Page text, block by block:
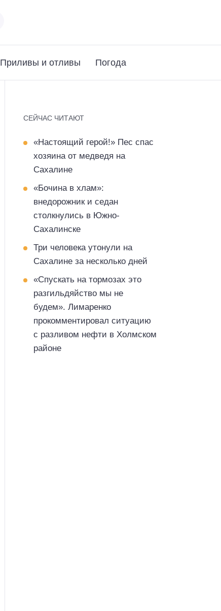
Приливы и отливы Погода
СЕЙЧАС ЧИТАЮТ
«Настоящий герой!» Пес спас
хозяина от медведя на
Сахалине
«Бочина в хлам»:
внедорожник и седан
столкнулись в Южно-
Сахалинске
Три человека утонули на
Сахалине за несколько дней
«Спускать на тормозах это
разгильдяйство мы не
будем». Лимаренко
прокомментировал ситуацию
с разливом нефти в Холмском
районе